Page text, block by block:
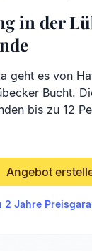
in der
geht es von
Bucht.
bis zu 12
Angebot
2 Jahre